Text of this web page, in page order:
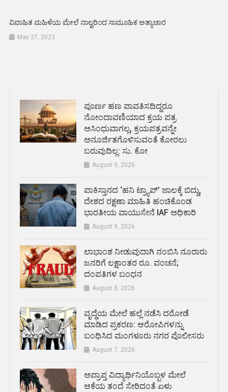
ವಿವಾಹಿತ ಮಹಿಳೆಯ ಮೇಲೆ ನಾಲ್ವರಿಂದ ಸಾಮೂಹಿಕ ಅತ್ಯಾಚಾರ
May 27, 2023
ಪೂರ್ಣ ಹಣ ಪಾವತಿಸದಿದ್ದರೂ
ನೋಂದಾವಣಿಯಾದ ಕ್ರಯ ಪತ್ರ
ಅಸಿಂಧುವಾಗಲ್ಲ, ಕ್ರಯಪತ್ರವನ್ನೇ
ಅನೂರ್ಜಿತಗೊಳಿಸುವಂತೆ ಕೋರಲು
ಬರುವುದಿಲ್ಲ: ಸು. ಕೋ
August 9, 2026
ಪಾಕಿಸ್ತಾನದ ‘ಹನಿ ಟ್ರ್ಯಾಪ್’ ಜಾಲಕ್ಕೆ ಬಿದ್ದು,
ದೇಶದ ರಕ್ಷಣಾ ಮಾಹಿತಿ ಹಂಚಿಕೊಂಡ
ಭಾರತೀಯ ವಾಯುಸೇನೆ IAF ಅಧಿಕಾರಿ
August 9, 2026
ಲಾಭಾಂಶ ನೀಡುವುದಾಗಿ ನಂಬಿಸಿ ನೂರಾರು
ಜನರಿಗೆ ಲಕ್ಷಾಂತರ ರೂ. ವಂಚನೆ;
ದಂಪತಿಗಳ ಬಂಧನ
August 8, 2026
ವೃದ್ಧೆಯ ಮೇಲೆ ಹಲ್ಲೆ ನಡೆಸಿ ದರೋಡೆ
ಮಾಡಿದ ಪ್ರಕರಣ: ಆರೋಪಿಗಳನ್ನು
ಬಂಧಿಸಿದ ಮಂಗಳೂರು ನಗರ ಪೊಲೀಸರು
August 7, 2026
ಅಪ್ರಾಪ್ತ ವಿದ್ಯಾರ್ಥಿನಿಯೊಬ್ಬಳ ಮೇಲೆ
ಆಕೆಯ ತಂದೆ ಸೇರಿದಂತೆ ಏಳು